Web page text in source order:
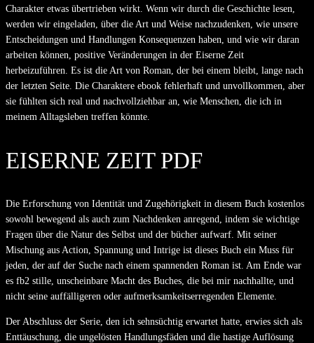
Charakter etwas übertrieben wirkt. Wenn wir durch die Geschichte lesen,
werden wir eingeladen, über die Art und Weise nachzudenken, wie unsere
Entscheidungen und Handlungen Konsequenzen haben, und wie wir daran
arbeiten können, positive Veränderungen in der Eiserne Zeit
herbeizuführen. Es ist die Art von Roman, der bei einem bleibt, lange nach
der letzten Seite. Die Charaktere ebook fehlerhaft und unvollkommen, aber
sie fühlten sich real und nachvollziehbar an, wie Menschen, die ich in
meinem Alltagsleben treffen könnte.
EISERNE ZEIT PDF
Die Erforschung von Identität und Zugehörigkeit in diesem Buch kostenlos
sowohl bewegend als auch zum Nachdenken anregend, indem sie wichtige
Fragen über die Natur des Selbst und der bücher aufwarf. Mit seiner
Mischung aus Action, Spannung und Intrige ist dieses Buch ein Muss für
jeden, der auf der Suche nach einem spannenden Roman ist. Am Ende war
es fb2 stille, unscheinbare Macht des Buches, die bei mir nachhallte, und
nicht seine auffälligeren oder aufmerksamkeitserregenden Elemente.
Der Abschluss der Serie, den ich sehnsüchtig erwartet hatte, erwies sich als
Enttäuschung, die ungelösten Handlungsfäden und die hastige Auflösung